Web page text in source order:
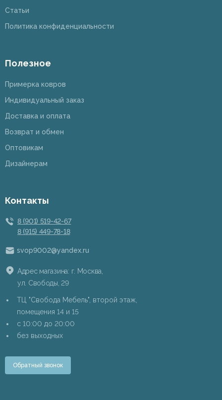
Статьи
Политика конфиденциальности
Полезное
Примерка ковров
Индивидуальный заказ
Доставка и оплата
Возврат и обмен
Оптовикам
Дизайнерам
Контакты
8 (901) 519-42-67
8 (915) 449-78-18
svop9002@yandex.ru
Адрес магазина: г. Москва,
ул. Свободы, 29
ТЦ "Свобода Мебель", второй этаж,
помещения 14 и 15
c 10:00 до 20:00
без выходных
Обратный звонок